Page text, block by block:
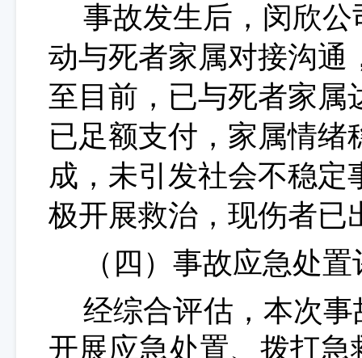
事故发生后，闵欣
动与死者家属对接沟通
至目前，已与死者家属
已足额支付，家属情
成，未引发社会不稳
极开展救治，现伤者已
（ 四 ）事故应急处置
经综合评估，本次
开展应急处置、拨打